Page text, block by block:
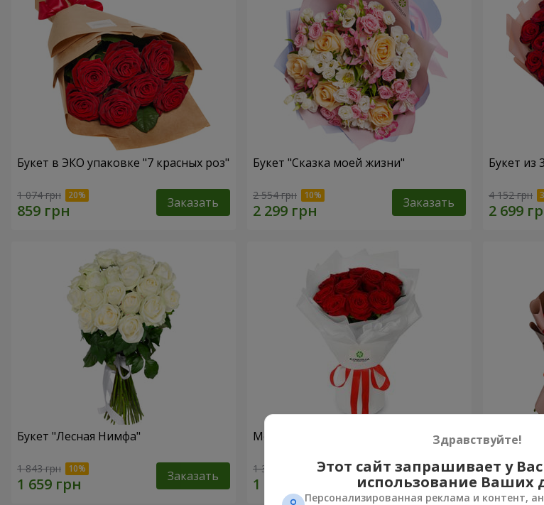
Букет в ЭКО упаковке "7 красных роз"
1 074 грн Заказать
Букет "Сказка моей жизни"
2 554 грн Заказать
Букет из
4 152 грн
Букет "Лесная Нимфа"
1 843 грн Заказать
Монобукет из 11 красных роз
1 374 грн Заказать
Букет в
2 374 грн
Здравствуйте!
Этот сайт запрашивает у
использование Ваших
Персонализированная реклама и контент,